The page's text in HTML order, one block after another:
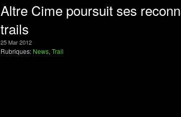
Altre Cime poursuit ses
trails
25Mar2012
Rubriques: News, Trail